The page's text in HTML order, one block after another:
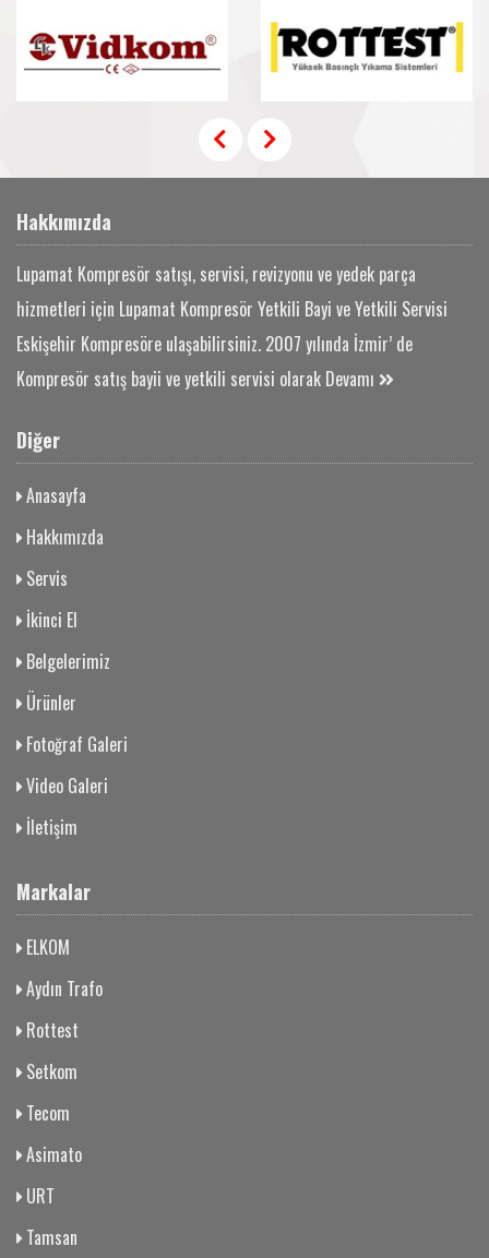
Hakkımızda
Lupamat Kompresör satışı, servisi, revizyonu ve yedek parça
hizmetleri için Lupamat Kompresör Yetkili Bayi ve Yetkili Servisi
Eskişehir Kompresöre ulaşabilirsiniz. 2007 yılında İzmir’ de
Kompresör satış bayii ve yetkili servisi olarak Devamı
Diğer
Anasayfa
Hakkımızda
Servis
İkinci El
Belgelerimiz
Ürünler
Fotoğraf Galeri
Video Galeri
İletişim
Markalar
ELKOM
Aydın Trafo
Rottest
Setkom
Tecom
Asimato
URT
Tamsan